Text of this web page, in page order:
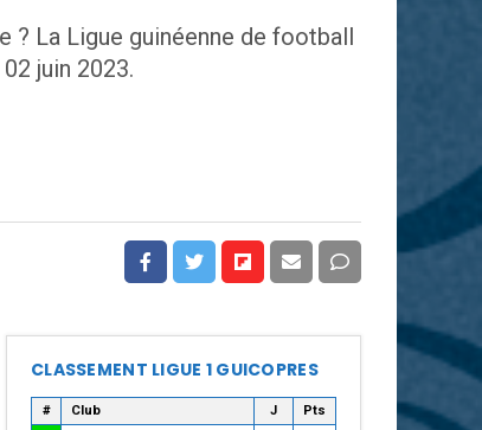
? La Ligue guinéenne de football
juin 2023.
CLASSEMENT LIGUE 1 GUICOPRES
# Club J Pts